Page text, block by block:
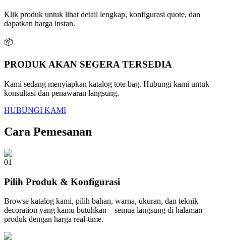
Klik produk untuk lihat detail lengkap, konfigurasi quote, dan
dapatkan harga instan.
📦
PRODUK AKAN SEGERA TERSEDIA
Kami sedang menyiapkan katalog tote bag. Hubungi kami untuk
konsultasi dan penawaran langsung.
HUBUNGI KAMI
Cara Pemesanan
01
Pilih Produk & Konfigurasi
Browse katalog kami, pilih bahan, warna, ukuran, dan teknik
decoration yang kamu butuhkan—semua langsung di halaman
produk dengan harga real-time.